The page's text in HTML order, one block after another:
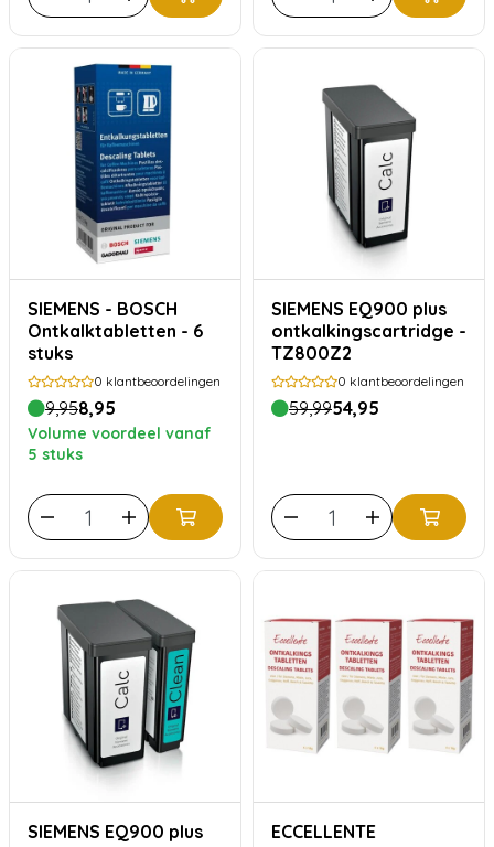
SIEMENS - BOSCH
Ontkalktabletten - 6
stuks
0 klantbeoordelingen
9,958,95
Volume voordeel vanaf
5 stuks
SIEMENS EQ900 plus
ontkalkingscartridge -
TZ800Z2
0 klantbeoordelingen
59,9954,95
SIEMENS EQ900 plus
ECCELLENTE